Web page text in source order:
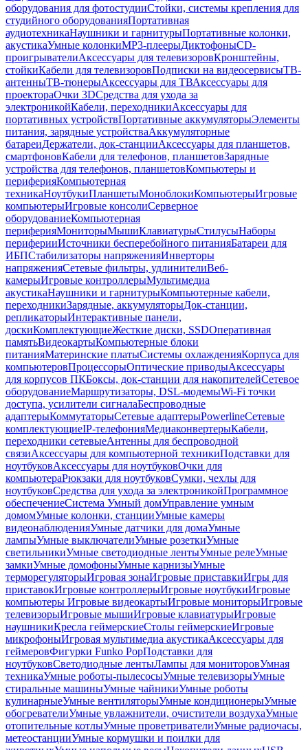
оборудования для фотостудииСтойки, системы крепления для
студийного оборудованияПортативная
аудиотехникаНаушники и гарнитурыПортативные колонки,
акустикаУмные колонкиMP3-плеерыДиктофоныCD-
проигрывателиАксессуары для телевизоровКронштейны,
стойкиКабели для телевизоровПодписки на видеосервисыТВ-
антенныТВ-тюнерыАксессуары для ТВАксессуары для
проектораОчки 3DСредства для ухода за
электроникойКабели, переходникиАксессуары для
портативных устройствПортативные аккумуляторыЭлементы
питания, зарядные устройстваАккумуляторные
батареиДержатели, док-станцииАксессуары для планшетов,
смартфоновКабели для телефонов, планшетовЗарядные
устройства для телефонов, планшетовКомпьютеры и
периферияКомпьютерная
техникаНоутбукиПланшетыМоноблокиКомпьютерыИгровые
компьютерыИгровые консолиСерверное
оборудованиеКомпьютерная
периферияМониторыМышиКлавиатурыСтилусыНаборы
периферииИсточники бесперебойного питанияБатареи для
ИБПСтабилизаторы напряженияИнверторы
напряженияСетевые фильтры, удлинителиВеб-
камерыИгровые контроллерыМультимедиа
акустикаНаушники и гарнитурыКомпьютерные кабели,
переходникиЗарядные, аккумуляторыДок-станции,
репликаторыИнтерактивные панели,
доскиКомплектующиеЖесткие диски, SSDОперативная
памятьВидеокартыКомпьютерные блоки
питанияМатеринские платыСистемы охлажденияКорпуса для
компьютеровПроцессорыОптические приводыАксессуары
для корпусов ПКБоксы, док-станции для накопителейСетевое
оборудованиеМаршрутизаторы, DSL-модемыWi-Fi точки
доступа, усилители сигналаБеспроводные
адаптерыКоммутаторыСетевые адаптерыPowerlineСетевые
комплектующиеIP-телефонияМедиаконвертерыКабели,
переходники сетевыеАнтенны для беспроводной
связиАксессуары для компьютерной техникиПодставки для
ноутбуковАксессуары для ноутбуковОчки для
компьютераРюкзаки для ноутбуковСумки, чехлы для
ноутбуковСредства для ухода за электроникойПрограммное
обеспечениеСистема Умный домУправление умным
домомУмные колонки, станцииУмные камеры
видеонаблюденияУмные датчики для домаУмные
лампыУмные выключателиУмные розеткиУмные
светильникиУмные светодиодные лентыУмные релеУмные
замкиУмные домофоныУмные карнизыУмные
терморегуляторыИгровая зонаИгровые приставкиИгры для
приставокИгровые контроллерыИгровые ноутбукиИгровые
компьютеры Игровые видеокартыИгровые мониторыИгровые
телевизорыИгровые мышиИгровые клавиатурыИгровые
наушникиКресла геймерскиеСтолы геймерскиеИгровые
микрофоныИгровая мультимедиа акустикаАксессуары для
геймеровФигурки Funko PopПодставки для
ноутбуковСветодиодные лентыЛампы для мониторовУмная
техникаУмные роботы-пылесосыУмные телевизорыУмные
стиральные машиныУмные чайникиУмные роботы
кулинарныеУмные вентиляторыУмные кондиционерыУмные
обогревателиУмные увлажнители, очистители воздухаУмные
отопительные котлыУмные проветривателиУмные радиочасы,
метеостанцииУмные кормушки и поилки для